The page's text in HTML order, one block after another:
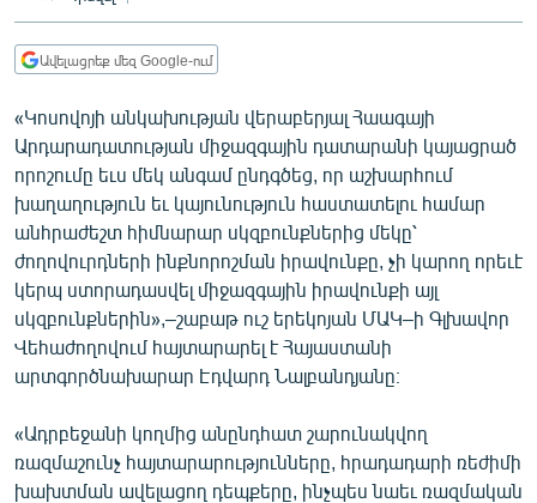
ՀԱՍԱՐԱԿՈՒԹՅՈՒՆ
ՏՆՏԵՍՈՒԹՅՈՒՆ
ՊԱՏԵՐԱԶՄԻ 6 ՇԱԲԱԹՆԵՐԸ
ՏԱՐԱԾԱՇՐՋԱՆ
ՄԻՋԱԶԳԱՅԻՆ
ՄՇԱԿՈՒՅԹ
ՍՊՈՐՏ
ՄԵԿՆԱԲԱՆՈՒԹՅՈՒՆ
ԿՈՐՈՆԱՎԻՐՈՒՍ
ԱՐԽԻՎ
Ավելացրեք մեզ Google-ում
«Կոսովոյի անկախության վերաբերյալ Հաագայի
Արդարադատության միջազգային դատարանի կայացրած
որոշումը եւս մեկ անգամ ընդգծեց, որ աշխարհում
խաղաղություն եւ կայունություն հաստատելու համար
անհրաժեշտ հիմնարար սկզբունքներից մեկը՝
ժողովուրդների ինքնորոշման իրավունքը, չի կարող որեւէ
կերպ ստորադասվել միջազգային իրավունքի այլ
սկզբունքներին»,–շաբաթ ուշ երեկոյան ՄԱԿ–ի Գլխավոր
Վեհաժողովում հայտարարել է Հայաստանի
արտգործնախարար Էդվարդ Նալբանդյանը։
«Ադրբեջանի կողմից անընդհատ շարունակվող
ռազմաշունչ հայտարարությունները, հրադադարի ռեժիմի
խախտման ավելացող դեպքերը, ինչպես նաեւ ռազմական